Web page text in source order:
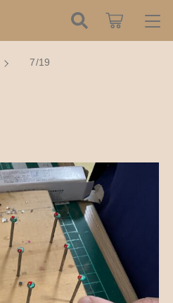
7/19
ついて
ーホルダー
クセサリー
工小物
革製品
わり検索
～
セール